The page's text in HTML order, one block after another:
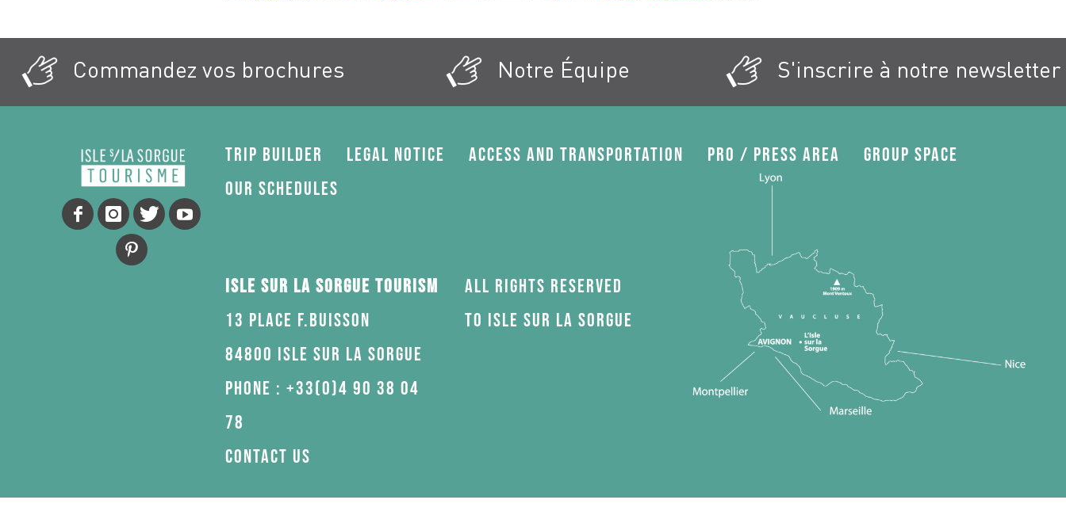
Commandez vos brochures Notre Équipe S'inscrire à notre newsletter
Trip Builder Legal Notice Access and transportation Pro / press area
Group space
Our schedules
Isle sur la Sorgue Tourism
13 Place F.Buisson
84800 Isle sur la Sorgue
Phone : +33(0)4 90 38 04
78
Contact us
All rights reserved
to Isle sur la Sorgue